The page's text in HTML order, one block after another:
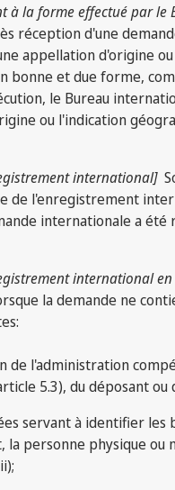
à la forme effectué par le
réception d'une
appellation d'origine
bonne et due forme,
le Bureau
ou l'indication
international]
de l'enregistrement
internationale a été
international
la demande ne
de l'administration
5.3), du déposant ou
servant à identifier les
la personne physique ou